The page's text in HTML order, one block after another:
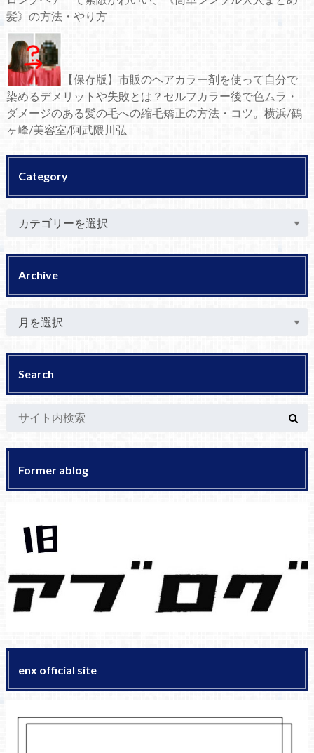
髪》の方法・やり方
【保存版】市販のヘアカラー剤を使って自分で
染めるデメリットや失敗とは？セルフカラー後で色ムラ・
ダメージのある髪の毛への縮毛矯正の方法・コツ。横浜/鶴
ヶ峰/美容室/阿武隈川弘
Category
Archive
Search
Former ablog
enx official site